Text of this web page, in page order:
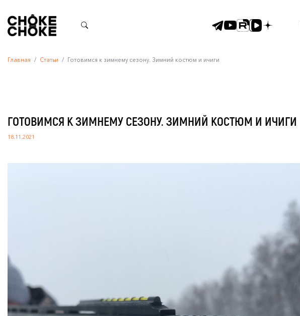
Главная Статьи Готовимся к зимнему сезону. Зимний костюм и ичиги
ГОТОВИМСЯ К ЗИМНЕМУ СЕЗОНУ. ЗИМНИЙ КОСТЮМ И ИЧИГИ
18.11.2021